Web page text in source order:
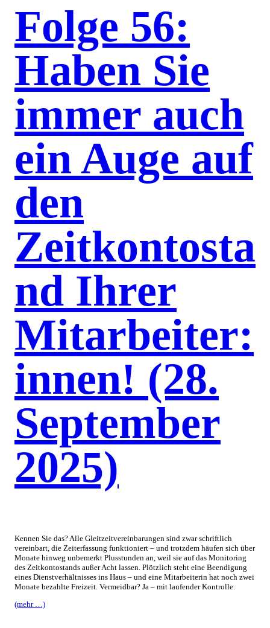
Folge 56:
Haben Sie
immer auch
ein Auge auf
den
Zeitkontosta
nd Ihrer
Mitarbeiter:
innen! (28.
September
2025)
Kennen Sie das? Alle Gleitzeitvereinbarungen sind zwar schriftlich
vereinbart, die Zeiterfassung funktioniert – und trotzdem häufen sich über
Monate hinweg unbemerkt Plusstunden an, weil sie auf das Monitoring
des Zeitkontostands außer Acht lassen. Plötzlich steht eine Beendigung
eines Dienstverhältnisses ins Haus – und eine Mitarbeiterin hat noch zwei
Monate bezahlte Freizeit. Vermeidbar? Ja – mit laufender Kontrolle.
(mehr …)